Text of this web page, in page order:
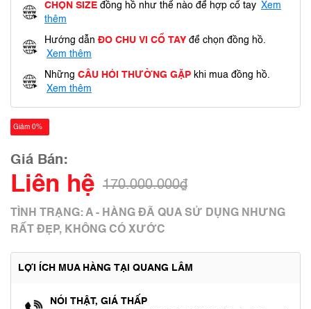
CHỌN SIZE đồng hồ như thế nào để hợp cổ tay Xem
thêm
Hướng dẫn ĐO CHU VI CỔ TAY để chọn đồng hồ.
Xem thêm
Những CÂU HỎI THƯỜNG GẶP khi mua đồng hồ.
Xem thêm
Giảm 0%
Giá Bán:
Liên hệ 170.000.000₫
TÌNH TRẠNG: A - HÀNG ĐÃ QUA SỬ DỤNG NHƯNG
RẤT ĐẸP, KHÔNG CÓ XƯỚC
LỢI ÍCH MUA HÀNG TẠI QUANG LÂM
NÓI THẬT, GIÁ THẤP